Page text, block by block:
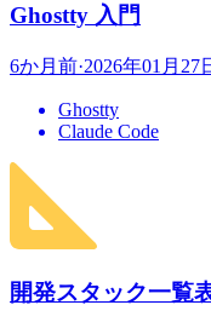
Ghostty 入門
6か月前·2026年01月27
Ghostty
Claude Code
開発スタック一覧